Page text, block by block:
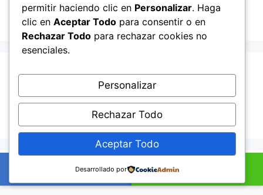
Hello world!
Recent Comments
A WordPress Commenter enHello world!
© 2026 Lampista me• Creado conGeneratePress
+34601895352 Ahora por WhatsApp
permitir haciendo clic en Personalizar. Haga
clic en Aceptar Todo para consentir o en
Rechazar Todo para rechazar cookies no
esenciales.
Personalizar
Rechazar Todo
Aceptar Todo
Desarrollado por